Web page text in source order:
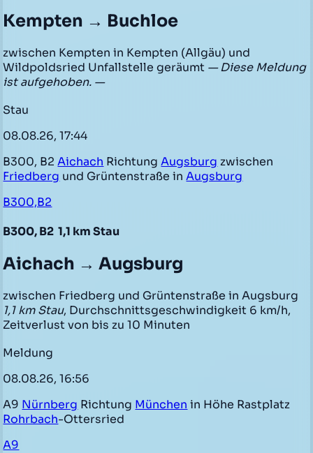
Kempten → Buchloe
zwischen Kempten in Kempten (Allgäu) und
Wildpoldsried Unfallstelle geräumt — Diese Meldung
ist aufgehoben. —
Stau
08.08.26, 17:44
B300, B2Aichach RichtungAugsburg zwischen
Friedberg und Grüntenstraße inAugsburg
B300,B2
B300, B2 1,1 km Stau
Aichach → Augsburg
zwischen Friedberg und Grüntenstraße in Augsburg
1,1 km Stau, Durchschnittsgeschwindigkeit 6 km/h,
Zeitverlust von bis zu 10 Minuten
Meldung
08.08.26, 16:56
A9 Nürnberg Richtung München in Höhe Rastplatz
Rohrbach-Ottersried
A9